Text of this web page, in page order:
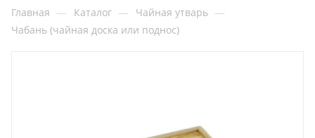
Главная — Каталог — Чайная утварь —
Чабань (чайная доска или поднос)